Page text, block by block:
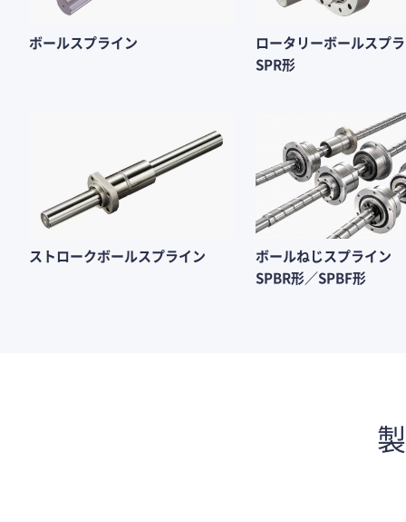
ボールスプライン
ロータリーボールスプ
SPR形
ストロークボールスプライン
ボールねじスプライン
SPBR形／SPBF形